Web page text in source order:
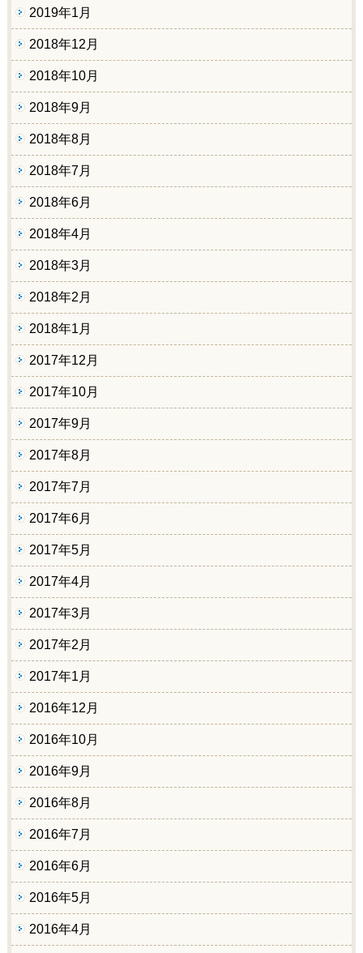
2019年1月
2018年12月
2018年10月
2018年9月
2018年8月
2018年7月
2018年6月
2018年4月
2018年3月
2018年2月
2018年1月
2017年12月
2017年10月
2017年9月
2017年8月
2017年7月
2017年6月
2017年5月
2017年4月
2017年3月
2017年2月
2017年1月
2016年12月
2016年10月
2016年9月
2016年8月
2016年7月
2016年6月
2016年5月
2016年4月